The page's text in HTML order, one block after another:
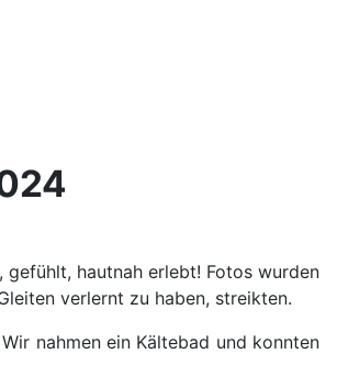
hautnah erlebt! Fotos wurden
verlernt zu haben, streikten.
nahmen ein Kältebad und konnten